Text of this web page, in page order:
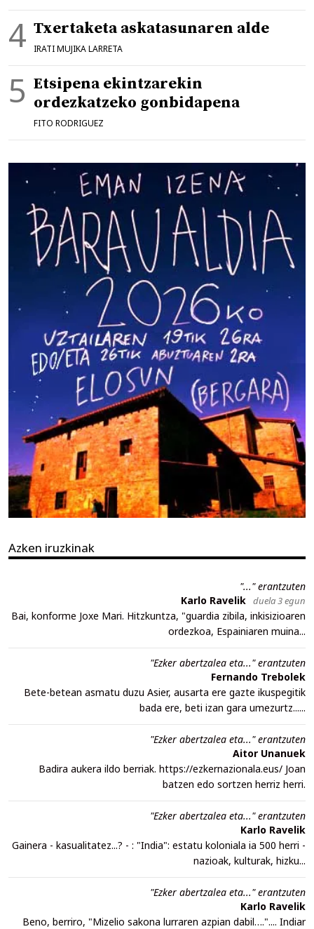
Txertaketa askatasunaren alde
IRATI MUJIKA LARRETA
Etsipena ekintzarekin
ordezkatzeko gonbidapena
FITO RODRIGUEZ
Azken iruzkinak
"..." erantzuten
Karlo Ravelik duela 3 egun
Bai, konforme Joxe Mari. Hitzkuntza, "guardia zibila, inkisizioaren
ordezkoa, Espainiaren muina...
"Ezker abertzalea eta..." erantzuten
Fernando Trebolek
Bete-betean asmatu duzu Asier, ausarta ere gazte ikuspegitik
bada ere, beti izan gara umezurtz......
"Ezker abertzalea eta..." erantzuten
Aitor Unanuek
Badira aukera ildo berriak. https://ezkernazionala.eus/ Joan
batzen edo sortzen herriz herri.
"Ezker abertzalea eta..." erantzuten
Karlo Ravelik
Gainera - kasualitatez...? - : "India": estatu koloniala ia 500 herri -
nazioak, kulturak, hizku...
"Ezker abertzalea eta..." erantzuten
Karlo Ravelik
Beno, berriro, "Mizelio sakona lurraren azpian dabil….".... Indiar